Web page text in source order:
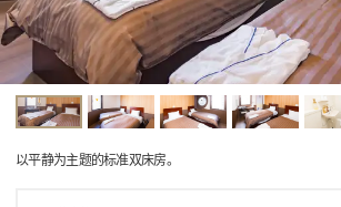
以平静为主题的标准双床房。